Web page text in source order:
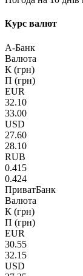
Курс валют
А-Банк
Валюта
К (грн)
П (грн)
EUR
32.10
33.00
USD
27.60
28.10
RUB
0.415
0.424
ПриватБанк
Валюта
К (грн)
П (грн)
EUR
30.55
32.15
USD